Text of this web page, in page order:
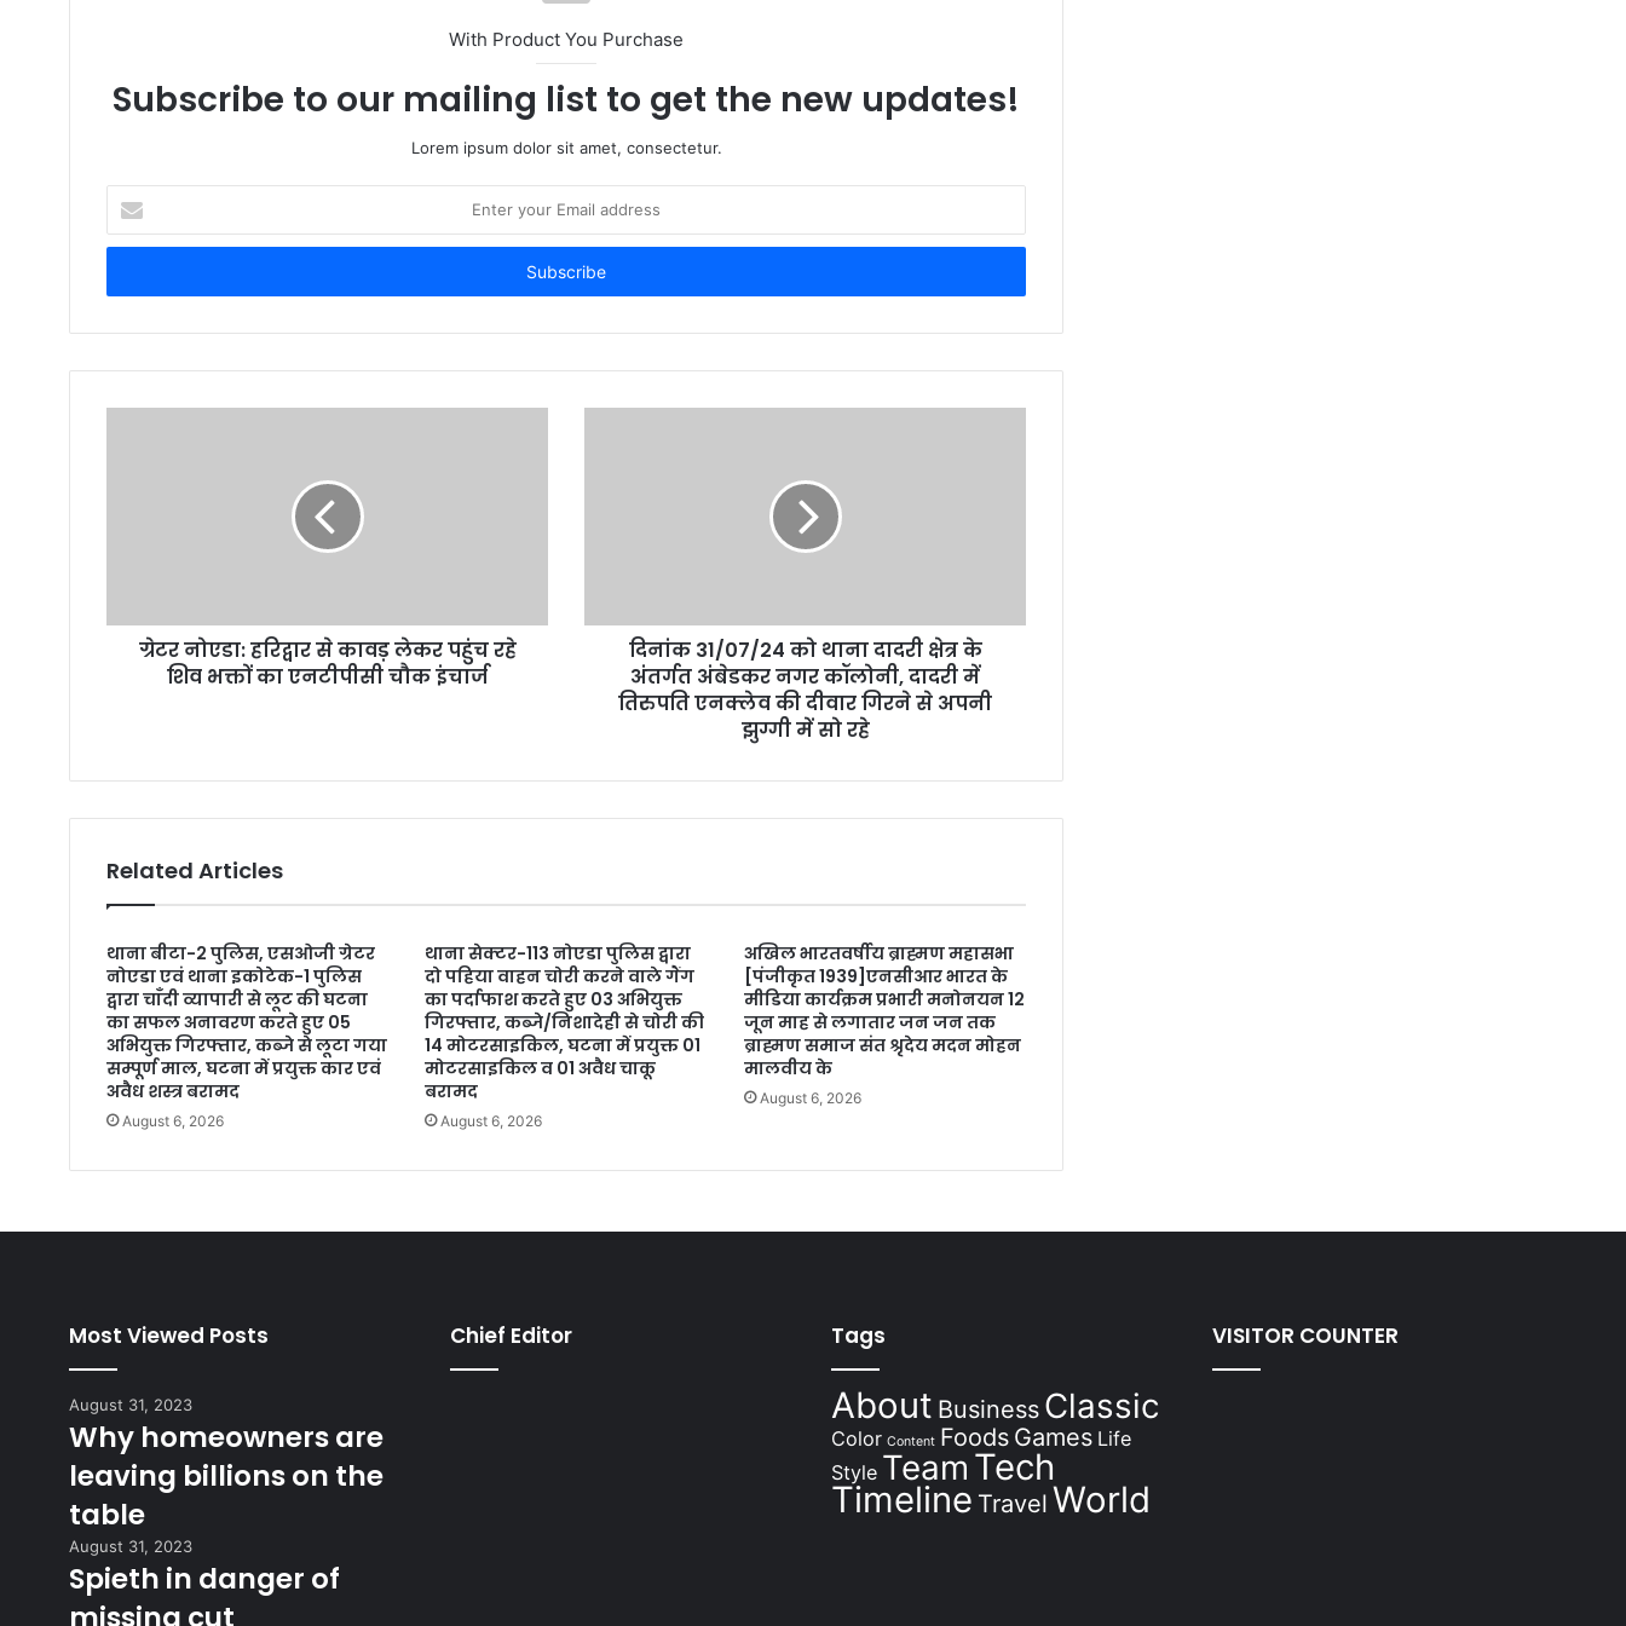
With Product You Purchase
Subscribe to our mailing list to get the new updates!
Lorem ipsum dolor sit amet, consectetur.
your
Email
ग्रेटर नोएडा: हरिद्वार से कावड़ लेकर पहुंच रहे
शिव भक्तों का एनटीपीसी चौक इंचार्ज
दिनांक 31/07/24 को थाना दादरी क्षेत्र के
अंतर्गत अंबेडकर नगर कॉलोनी, दादरी में
तिरुपति एनक्लेव की दीवार गिरने से अपनी
झुग्गी में सो रहे
Related Articles
थाना बीटा-2 पुलिस, एसओजी ग्रेटर
नोएडा एवं थाना इकोटेक-1 पुलिस
द्वारा चाँदी व्यापारी से लूट की घटना
का सफल अनावरण करते हुए 05
अभियुक्त गिरफ्तार, कब्जे से लूटा गया
सम्पूर्ण माल, घटना में प्रयुक्त कार एवं
अवैध शस्त्र बरामद
August 6, 2026
थाना सेक्टर-113 नोएडा पुलिस द्वारा
दो पहिया वाहन चोरी करने वाले गैंग
का पर्दाफाश करते हुए 03 अभियुक्त
गिरफ्तार, कब्जे/निशादेही से चोरी की
14 मोटरसाइकिल, घटना में प्रयुक्त 01
मोटरसाइकिल व 01 अवैध चाकू
बरामद
August 6, 2026
अखिल भारतवर्षीय ब्राह्मण महासभा
[पंजीकृत 1939]एनसीआर भारत के
मीडिया कार्यक्रम प्रभारी मनोनयन 12
जून माह से लगातार जन जन तक
ब्राह्मण समाज संत श्रृदेय मदन मोहन
मालवीय के
August 6, 2026
Most Viewed Posts
August 31, 2023
Why homeowners are
leaving billions on the
table
August 31, 2023
Spieth in danger of
missing cut
Chief Editor Tags
About Business Classic
Color Content Foods Games Life
Style Team Tech
Timeline Travel World
VISITOR COUNTER